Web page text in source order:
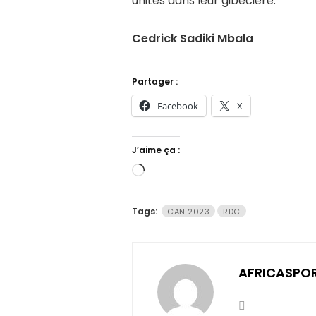
Cedrick Sadiki Mbala
Partager :
Facebook X
J’aime ça :
Chargement…
Tags: CAN 2023 RDC